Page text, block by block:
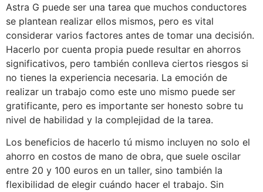
Astra G puede ser una tarea que muchos conductores
se plantean realizar ellos mismos, pero es vital
considerar varios factores antes de tomar una decisión.
Hacerlo por cuenta propia puede resultar en ahorros
significativos, pero también conlleva ciertos riesgos si
no tienes la experiencia necesaria. La emoción de
realizar un trabajo como este uno mismo puede ser
gratificante, pero es importante ser honesto sobre tu
nivel de habilidad y la complejidad de la tarea.
Los beneficios de hacerlo tú mismo incluyen no solo el
ahorro en costos de mano de obra, que suele oscilar
entre 20 y 100 euros en un taller, sino también la
flexibilidad de elegir cuándo hacer el trabajo. Sin